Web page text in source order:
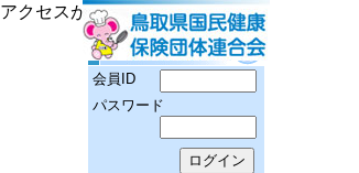
アクセスが拒否されました
会員ID
パスワード